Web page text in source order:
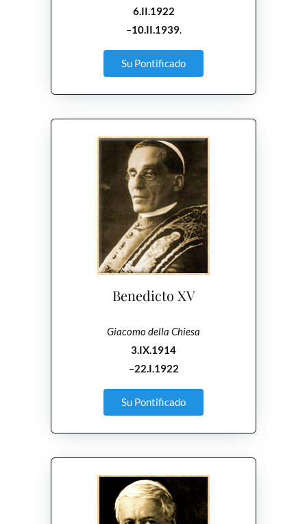
6.II.1922
–10.II.1939.
Su Pontificado
Benedicto XV
Giacomo della Chiesa
3.IX.1914
–22.I.1922
Su Pontificado